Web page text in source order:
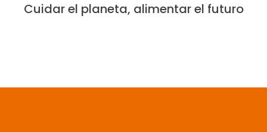
Cuidar el planeta, alimentar el futuro